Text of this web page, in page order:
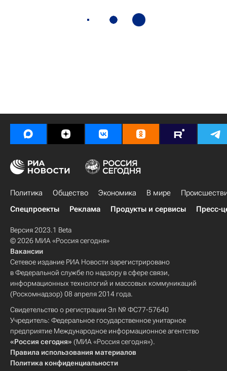
Политика Общество Экономика В мире
Спецпроекты
Реклама Продукты и сервисы Пресс-
Версия 2023.1 Beta
© 2026 МИА «Россия сегодня»
Вакансии
Сетевое издание РИА Новости зарегистрировано
в Федеральной службе по надзору в сфере связи,
информационных технологий и массовых коммуникаций
(Роскомнадзор) 08 апреля 2014 года.
Свидетельство о регистрации Эл № ФС77-57640
Учредитель: Федеральное государственное унитарное
предприятие Международное информационное агентство
«Россия сегодня» (МИА «Россия сегодня»).
Правила использования материалов
Политика конфиденциальности